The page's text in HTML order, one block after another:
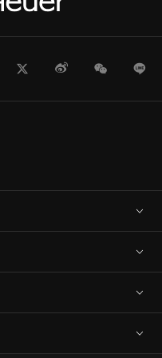
TwitterWeiboWeChat